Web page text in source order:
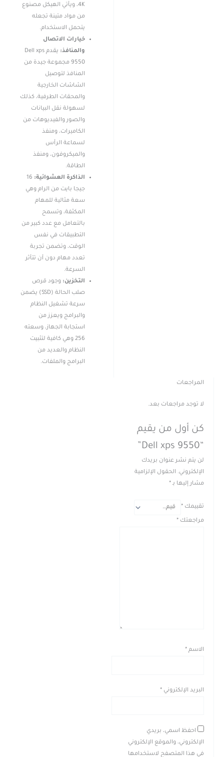
4K، ويأتي الهيكل مصنوع
من مواد متينة تجعله
يتحمل الاستخدام.
خيارات الاتصال
والمنافذ:
يقدم Dell xps
9550 مجموعة جيدة من
المنافذ لتوصيل
الشاشات الخارجية
والمحقات الطرفية، كذلك
لسهولة نقل البيانات
والصور والفيديوهات من
الكاميرات، ومنفذ
لسماعة الرأس
والميكروفون، ومنفذ
الطاقة.
الذاكرة العشوائية: 16
جيجا بايت من الرام وهي
سعة مثالية للمهام
المكثفة، وتسمح
بالتعامل مع عدد كبير من
التطبيقات في نفس
الوقت، وتضمن تجربة
تعدد مهام دون أن تتأثر
السرعة.
التخزين:وجود قرص
صلب الحالة (SSD) يضمن
سرعة تشغيل النظام
والبرامج ويعزز من
استجابة الجهاز، وسعته
256 وهي كافية لتثبيت
النظام والعديد من
البرامج والملفات.
المراجعات
لا توجد مراجعات بعد.
كن أول من يقيم
“Dell xps 9550”
لن يتم نشر عنوان بريدك
الإلكتروني. الحقول الإلزامية
مشار إليها بـ*
تقييمك *
مراجعتك*
الاسم *
البريد الإلكتروني*
احفظ اسمي، بريدي
الإلكتروني، والموقع الإلكتروني
في هذا المتصفح لاستخدامها